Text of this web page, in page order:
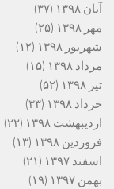
آبان ۱۳۹۸
(۳۷)
مهر ۱۳۹۸
(۲۵)
شهریور ۱۳۹۸
(۱۲)
مرداد ۱۳۹۸
(۱۵)
تیر ۱۳۹۸
(۵۲)
خرداد ۱۳۹۸
(۳۳)
اردیبهشت ۱۳۹۸
(۲۲)
فروردین ۱۳۹۸
(۱۳)
اسفند ۱۳۹۷
(۲۱)
بهمن ۱۳۹۷
(۱۹)